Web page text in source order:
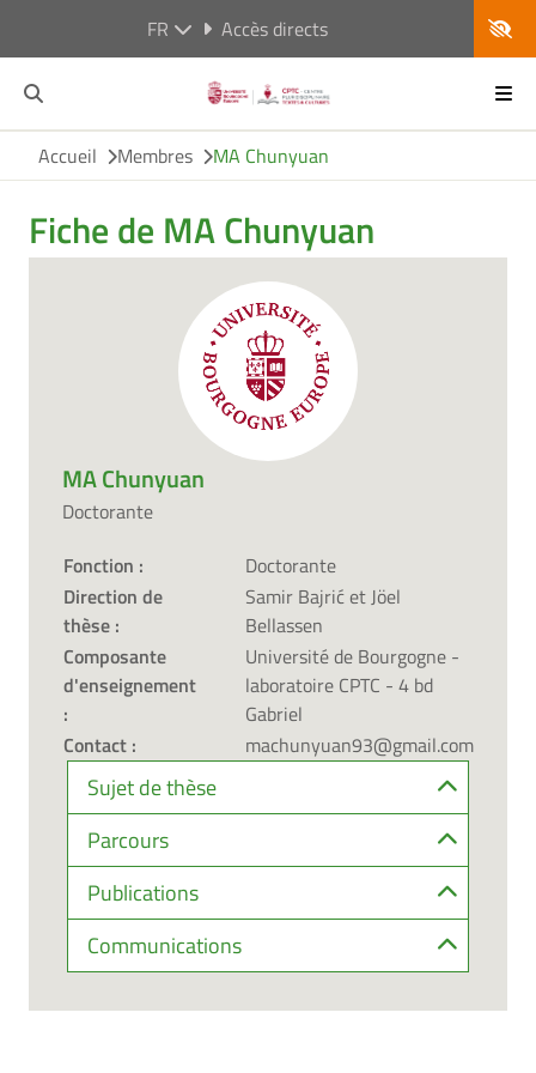
FR Accès directs
Accueil Membres MA Chunyuan
Fiche de MA Chunyuan
MA Chunyuan
Doctorante
Fonction :
Doctorante
Direction de
thèse :
Samir Bajrić et Jöel
Bellassen
Composante
d'enseignement
:
Université de Bourgogne -
laboratoire CPTC - 4 bd
Gabriel
Contact :
machunyuan93@gmail.com
Sujet de thèse
Parcours
Publications
Communications